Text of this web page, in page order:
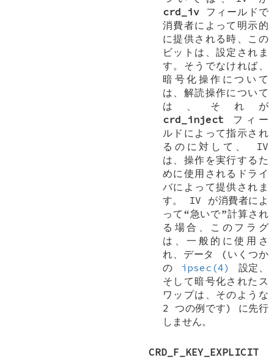
crd_ivフィールドで
消費者によって明示的
に提供される時、この
ビットは、設定されま
す。そうでなければ、
暗号化操作について
は、解読操作について
は、それが
crd_inject フィー
ルドによって指示され
るのに対して、 IV
は、操作を実行するた
めに使用されるドライ
バによって提供されま
す。 IV が消費者によ
って“急いで”計算され
る場合、このフラグ
は、一般的に使用さ
れ、データ (いくつか
の
ipsec(4)
設定、
そして暗号化されたス
ワップは、そのような
2 つの例です) に先行
しません。
CRD_F_KEY_EXPLICIT